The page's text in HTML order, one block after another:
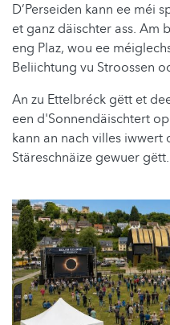
D’Perseiden kann ee méi
et ganz däischter ass. Am
eng Plaz, wou ee
Beliichtung vu Stroossen
An zu Ettelbréck gëtt et
een d'Sonnendäischtert
kann an nach villes iwwert
Stäreschnäize gewuer gëtt.